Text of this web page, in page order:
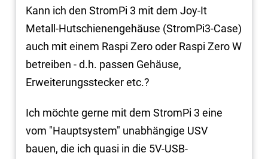
Kann ich den StromPi 3 mit dem Joy-It
Metall-Hutschienengehäuse (StromPi3-Case)
auch mit einem Raspi Zero oder Raspi Zero W
betreiben - d.h. passen Gehäuse,
Erweiterungsstecker etc.?
Ich möchte gerne mit dem StromPi 3 eine
vom "Hauptsystem" unabhängige USV
bauen, die ich quasi in die 5V-USB-